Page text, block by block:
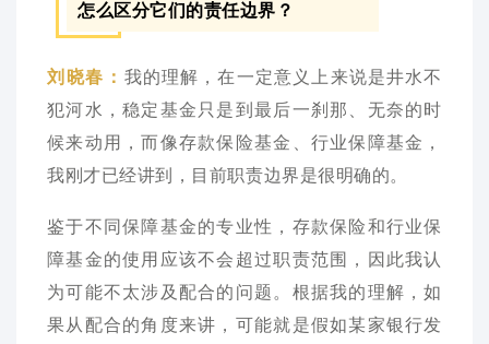
怎么区分它们的责任边界？
刘晓春： 我的理解，在一定意义上来说是井水不
犯河水，稳定基金只是到最后一刹那、无奈的时
候来动用，而像存款保险基金、行业保障基金，
我刚才已经讲到，目前职责边界是很明确的。
鉴于不同保障基金的专业性，存款保险和行业保
障基金的使用应该不会超过职责范围，因此我认
为可能不太涉及配合的问题。根据我的理解，如
果从配合的角度来讲，可能就是假如某家银行发